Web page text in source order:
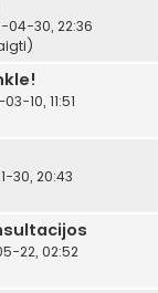
04-30, 22:36
10, 11:51
30, 20:43
22, 02:52